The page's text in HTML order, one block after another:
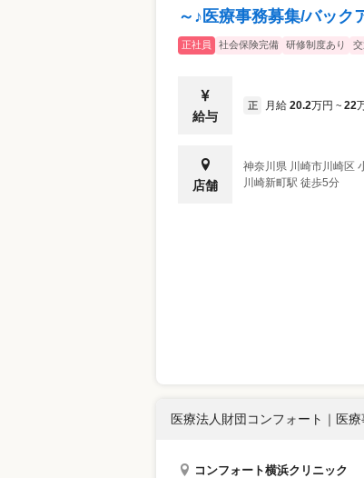
～♪医療事務募集/バック
正社員 社会保険完備 研修制度あり
給与
正 月給 20.2万円 ~ 22
店舗
神奈川県 川崎市川崎区
川崎新町駅 徒歩5分
医療法人財団コンフォート ｜ 医
コンフォート横浜クリニック